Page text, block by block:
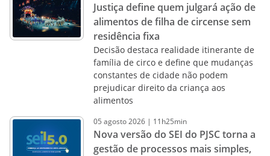
Justiça define quem julgará ação de
alimentos de filha de circense sem
residência fixa
Decisão destaca realidade itinerante de
família de circo e define que mudanças
constantes de cidade não podem
prejudicar direito da criança aos
alimentos
05 agosto2026 | 11h25min
Nova versão do SEI do PJSC torna a
gestão de processos mais simples,